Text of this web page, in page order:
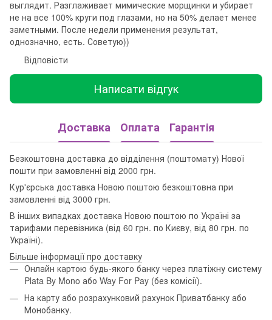
выглядит. Разглаживает мимические морщинки и убирает
не на все 100% круги под глазами, но на 50% делает менее
заметными. После недели применения результат,
однозначно, есть. Советую))
Відповісти
Написати відгук
Доставка Оплата Гарантія
Безкоштовна доставка до відділення (поштомату) Нової
пошти при замовленні від 2000 грн.
Кур'єрська доставка Новою поштою безкоштовна при
замовленні від 3000 грн.
В інших випадках доставка Новою поштою по Україні за
тарифами перевізника (від 60 грн. по Києву, від 80 грн. по
Україні).
Більше інформації про доставку
Онлайн картою будь-якого банку через платіжну систему
Plata By Mono або Way For Pay (без комісії).
На карту або розрахунковий рахунок Приватбанку або
Монобанку.